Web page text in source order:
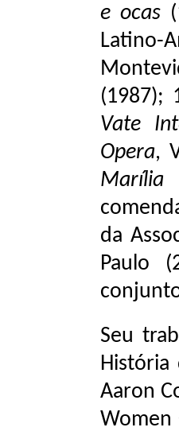
e ocas
(1987);
Vate
Opera,
Marília
da
Paulo
Seu
História
Aaron
Women